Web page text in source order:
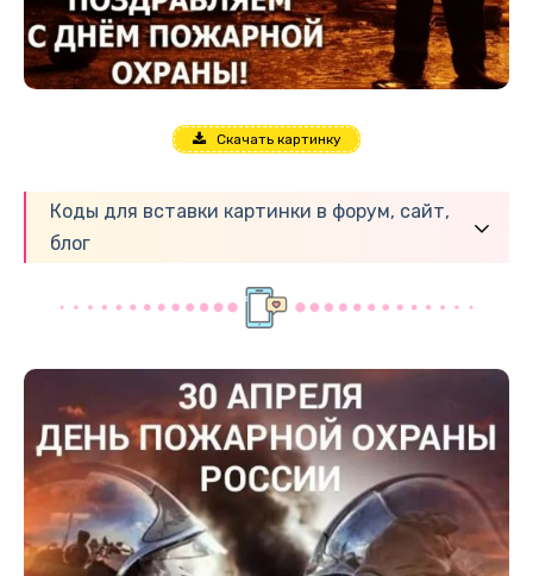
Скачать картинку
Коды для вставки картинки в форум, сайт,
блог